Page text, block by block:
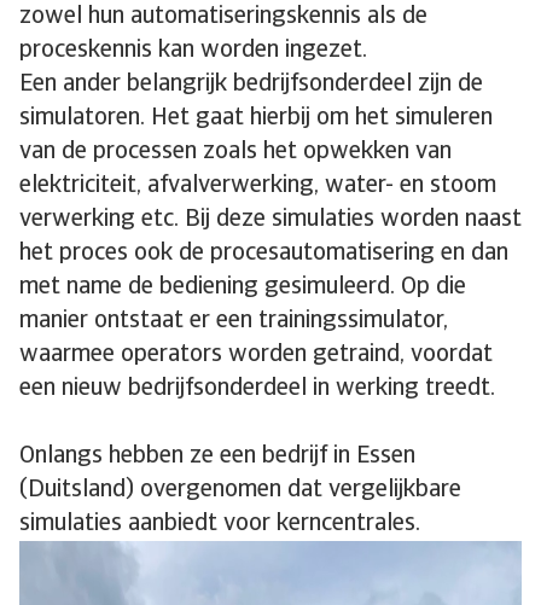
zowel hun automatiserings­kennis als de
proceskennis kan worden ingezet.
Een ander belangrijk bedrijfs­onderdeel zijn de
simulatoren. Het gaat hierbij om het simuleren
van de processen zoals het opwekken van
elektriciteit, afvalverwerking, water- en stoom
verwerking etc. Bij deze simulaties worden naast
het proces ook de procesautomatisering en dan
met name de bediening gesimuleerd. Op die
manier ontstaat er een trainings­simulator,
waarmee operators worden getraind, voordat
een nieuw bedrijfsonderdeel in werking treedt.
Onlangs hebben ze een bedrijf in Essen
(Duitsland) overgenomen dat vergelijkbare
simulaties aanbiedt voor kerncentrales.